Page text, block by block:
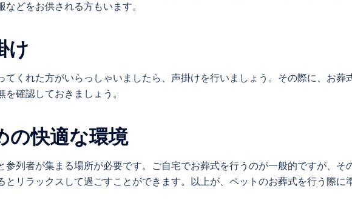
どをお供される方もいます。
け
てくれた方がいらっしゃいましたら、声掛けを行いましょう。その際に、お葬
確認しておきましょう。
の快適な環境
参列者が集まる場所が必要です。ご自宅でお葬式を行うのが一般的ですが、そ
とリラックスして過ごすことができます。以上が、ペットのお葬式を行う際に